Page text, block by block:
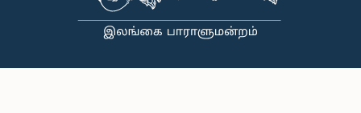
எதிர்கொள்வதற்காக ‘அனர்த்த முகாமைத்துவ சட்டபூர்வ நிதியத்தை’ வலுப்படுத்துவதன்
முக்கியத்துவத்தை குழுவின் தலைவர் வலியுறுத்தினார்.அத்துடன், கணக்காய்வாளர் நாயகத்தின்